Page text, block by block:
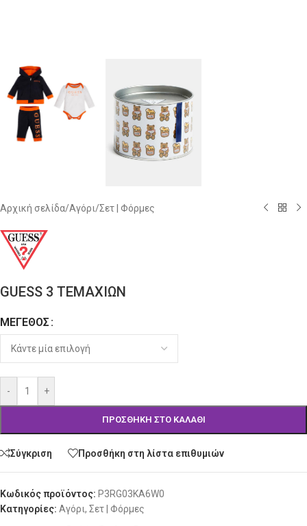
Αρχική σελίδα/Αγόρι/Σετ | Φόρμες
GUESS 3 ΤΕΜΑΧΙΩΝ
ΜΈΓΕΘΟΣ
- +
ΠΡΟΣΘΉΚΗ ΣΤΟ ΚΑΛΆΘΙ
Alternative:
Σύγκριση Προσθήκη στη λίστα επιθυμιών
Κωδικός προϊόντος: P3RG03KA6W0
Κατηγορίες: Αγόρι, Σετ | Φόρμες